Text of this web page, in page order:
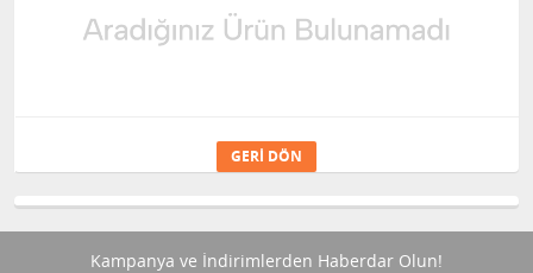
GERI DÖN
Kampanya ve İndirimlerden Haberdar Olun!